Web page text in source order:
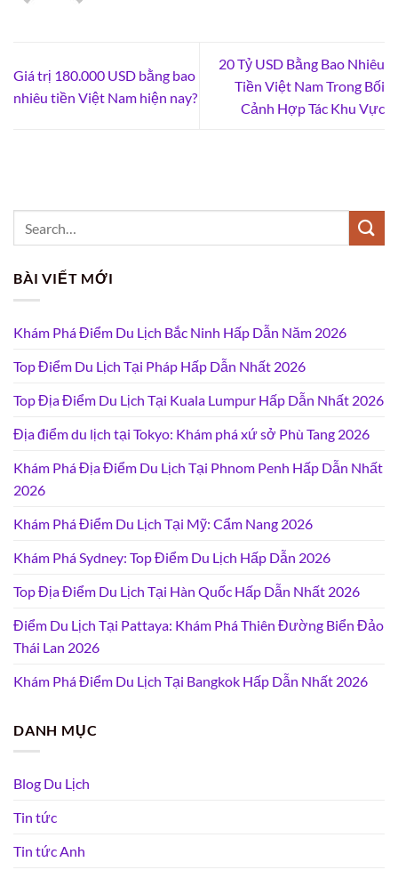
Giá trị 180.000 USD bằng bao
nhiêu tiền Việt Nam hiện nay?
20 Tỷ USD Bằng Bao Nhiêu
Tiền Việt Nam Trong Bối
Cảnh Hợp Tác Khu Vực
BÀI VIẾT MỚI
Khám Phá Điểm Du Lịch Bắc Ninh Hấp Dẫn Năm 2026
Top Điểm Du Lịch Tại Pháp Hấp Dẫn Nhất 2026
Top Địa Điểm Du Lịch Tại Kuala Lumpur Hấp Dẫn Nhất 2026
Địa điểm du lịch tại Tokyo: Khám phá xứ sở Phù Tang 2026
Khám Phá Địa Điểm Du Lịch Tại Phnom Penh Hấp Dẫn Nhất
2026
Khám Phá Điểm Du Lịch Tại Mỹ: Cẩm Nang 2026
Khám Phá Sydney: Top Điểm Du Lịch Hấp Dẫn 2026
Top Địa Điểm Du Lịch Tại Hàn Quốc Hấp Dẫn Nhất 2026
Điểm Du Lịch Tại Pattaya: Khám Phá Thiên Đường Biển Đảo
Thái Lan 2026
Khám Phá Điểm Du Lịch Tại Bangkok Hấp Dẫn Nhất 2026
DANH MỤC
Blog Du Lịch
Tin tức
Tin tức Anh